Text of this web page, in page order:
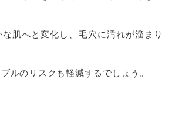
肌へと変化し、毛穴に汚れが溜まり
ルのリスクも軽減するでしょう。